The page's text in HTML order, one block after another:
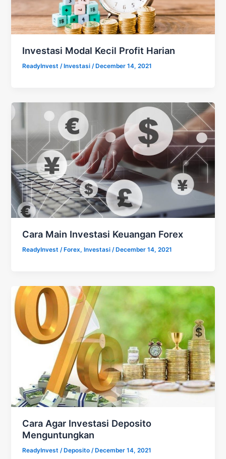
Investasi Modal Kecil Profit Harian
ReadyInvest/ Investasi / December 14, 2021
Cara Main Investasi Keuangan Forex
ReadyInvest/ Forex, Investasi / December 14, 2021
Cara Agar Investasi Deposito
Menguntungkan
ReadyInvest/ Deposito / December 14, 2021